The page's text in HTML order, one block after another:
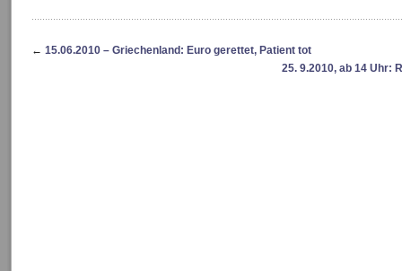
← 15.06.2010 – Griechenland: Euro gerettet, Patient tot
25. 9.2010, ab 14 Uhr: